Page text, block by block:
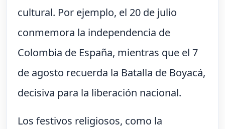
cultural. Por ejemplo, el 20 de julio
conmemora la independencia de
Colombia de España, mientras que el 7
de agosto recuerda la Batalla de Boyacá,
decisiva para la liberación nacional.
Los festivos religiosos, como la